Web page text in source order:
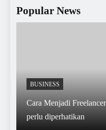
Popular News
BUSINESS
Cara Menjadi
perlu diperhatikan